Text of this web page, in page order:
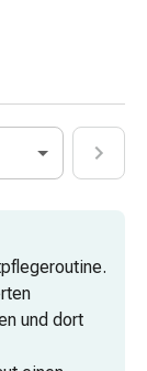
und dort